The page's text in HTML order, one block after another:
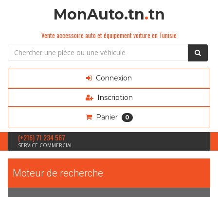
MonAuto.tn.tn
Vente accessoire auto et équipement voiture en Tunisie
Connexion
Inscription
Panier 0
(+216) 71 234 567
SERVICE COMMERCIAL
Moteur de recherche